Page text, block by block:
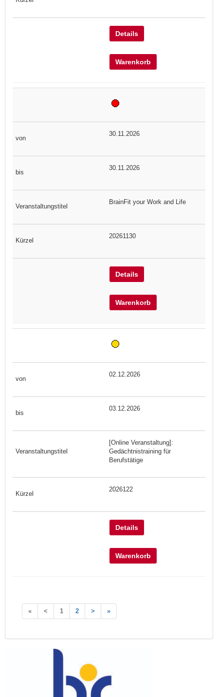
Details
Warenkorb
30.11.2026
30.11.2026
BrainFit your Work and Life
20261130
Details
Warenkorb
02.12.2026
03.12.2026
[Online Veranstaltung]:
Gedächtnistraining für
Berufstätige
2026122
Details
Warenkorb
« < 1 2 > »